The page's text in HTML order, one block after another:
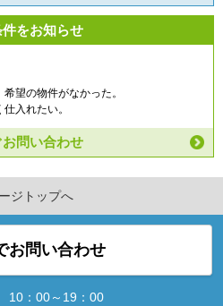
をお知らせ
望の物件がなかった。
入れたい。
問い合わせ
ジトップへ
お問い合わせ
10：00～19：00